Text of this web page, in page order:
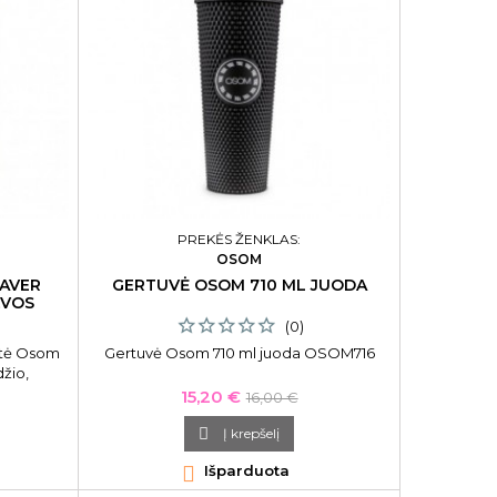
Osom
PREKĖS ŽENKLAS:
OSOM
GERTUVĖ OSOM 710 ML JUODA
(0)
Gertuvė Osom 710 ml juoda OSOM716
Kaina
15,20 € Bazinė
kaina
16,00 €
 Į krepšelį
 Išparduota